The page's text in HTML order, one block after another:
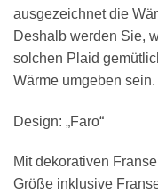
ausgezeichnet die
Deshalb werden Sie,
solchen Plaid
Wärme umgeben sein.
Design: „Faro“
Mit dekorativen
Größe inklusive